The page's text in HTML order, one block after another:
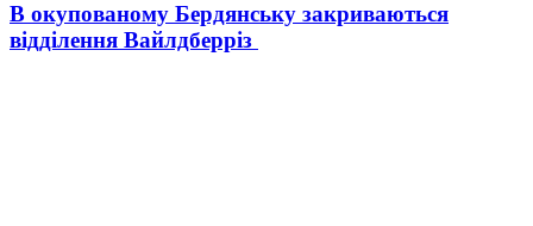
В окупованому Бердянську закриваються
відділення Вайлдберріз